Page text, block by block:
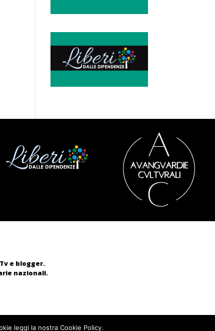
e blogger.
nazionali.
leggi la nostra Cookie Policy.